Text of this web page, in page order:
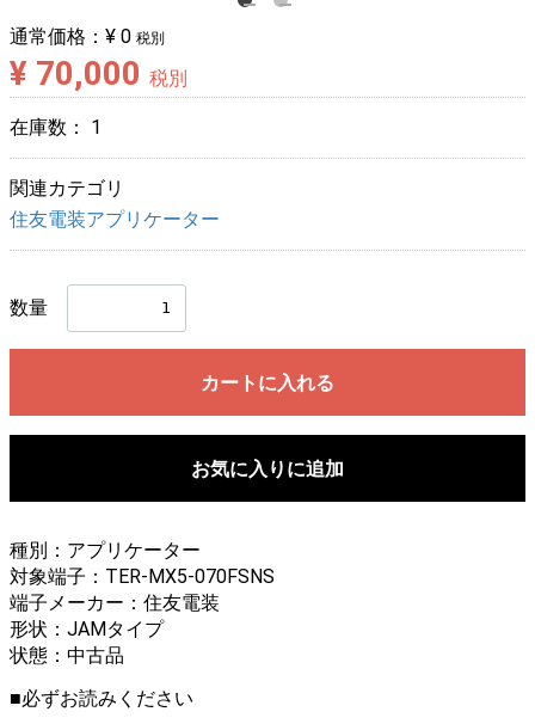
通常価格： ¥ 0 税別
¥ 70,000 税別
在庫数： 1
関連カテゴリ
住友電装アプリケーター
数量
カートに入れる
お気に入りに追加
種別：アプリケーター
対象端子：TER-MX5-070FSNS
端子メーカー：住友電装
形状：JAMタイプ
状態：中古品
■必ずお読みください